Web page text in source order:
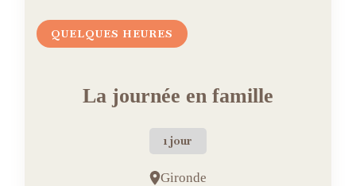
QUELQUES HEURES
La journée en famille
1 jour
Gironde